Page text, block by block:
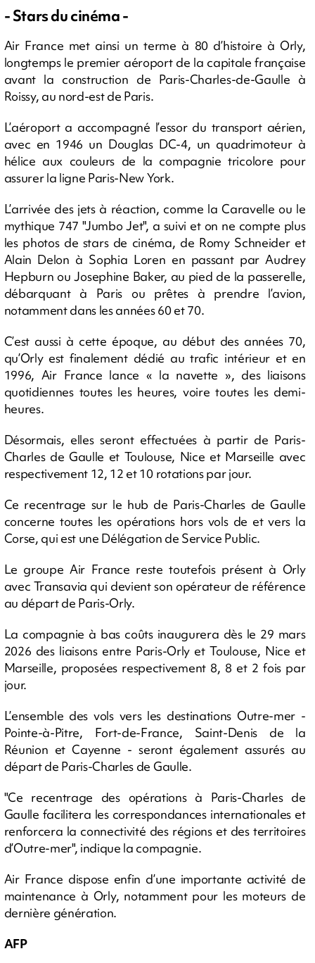
- Stars du cinéma -
Air France met ainsi un terme à 80 d’histoire à Orly,
longtemps le premier aéroport de la capitale française
avant la construction de Paris-Charles-de-Gaulle à
Roissy, au nord-est de Paris.
L’aéroport a accompagné l’essor du transport aérien,
avec en 1946 un Douglas DC-4, un quadrimoteur à
hélice aux couleurs de la compagnie tricolore pour
assurer la ligne Paris-New York.
L’arrivée des jets à réaction, comme la Caravelle ou le
mythique 747 "Jumbo Jet", a suivi et on ne compte plus
les photos de stars de cinéma, de Romy Schneider et
Alain Delon à Sophia Loren en passant par Audrey
Hepburn ou Josephine Baker, au pied de la passerelle,
débarquant à Paris ou prêtes à prendre l’avion,
notamment dans les années 60 et 70.
C’est aussi à cette époque, au début des années 70,
qu’Orly est finalement dédié au trafic intérieur et en
1996, Air France lance « la navette », des liaisons
quotidiennes toutes les heures, voire toutes les demi-
heures.
Désormais, elles seront effectuées à partir de Paris-
Charles de Gaulle et Toulouse, Nice et Marseille avec
respectivement 12, 12 et 10 rotations par jour.
Ce recentrage sur le hub de Paris-Charles de Gaulle
concerne toutes les opérations hors vols de et vers la
Corse, qui est une Délégation de Service Public.
Le groupe Air France reste toutefois présent à Orly
avec Transavia qui devient son opérateur de référence
au départ de Paris-Orly.
La compagnie à bas coûts inaugurera dès le 29 mars
2026 des liaisons entre Paris-Orly et Toulouse, Nice et
Marseille, proposées respectivement 8, 8 et 2 fois par
jour.
L’ensemble des vols vers les destinations Outre-mer -
Pointe-à-Pitre, Fort-de-France, Saint-Denis de la
Réunion et Cayenne - seront également assurés au
départ de Paris-Charles de Gaulle.
"Ce recentrage des opérations à Paris-Charles de
Gaulle facilitera les correspondances internationales et
renforcera la connectivité des régions et des territoires
d’Outre-mer", indique la compagnie.
Air France dispose enfin d’une importante activité de
maintenance à Orly, notamment pour les moteurs de
dernière génération.
AFP